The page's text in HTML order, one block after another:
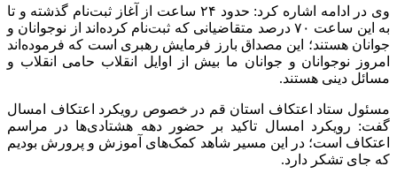
وی در ادامه اشاره کرد: حدود ۲۴ ساعت از آغاز ثبت‌نام گذشته و تا
به این ساعت ۷۰ درصد متقاضیانی که ثبت‌نام کرده‌اند از نوجوانان و
جوانان هستند؛ این مصداق بارز فرمایش رهبری است که فرموده‌اند
امروز نوجوانان و جوانان ما بیش از اوایل انقلاب حامی انقلاب و
مسائل دینی هستند.
مسئول ستاد اعتکاف استان قم در خصوص رویکرد اعتکاف امسال
گفت: رویکرد امسال تاکید بر حضور دهه هشتادی‌ها در مراسم
اعتکاف است؛ در این مسیر شاهد کمک‌های آموزش و پرورش بودیم
که جای تشکر دارد.